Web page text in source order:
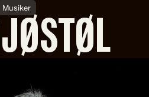
Musiker